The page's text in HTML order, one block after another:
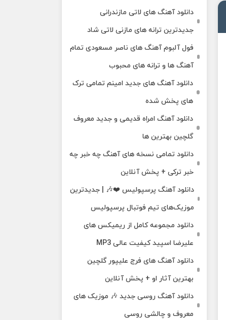
دانلود آهنگ‌ های لاتی مازندرانی
جدیدترین ترانه های مازنی لاتی شاد
فول آلبوم آهنگ‌ های ناصر مسعودی تمام
آهنگ‌ ها و ترانه‌ های محبوب
دانلود آهنگ های جدید امینم تمامی ترک
های پخش شده
دانلود آهنگ امراه قدیمی و جدید معروف
گلچین بهترین ها
دانلود تمامی نسخه های آهنگ چه خبر چه
خبر ترکی + پخش آنلاین
دانلود آهنگ پرسپولیس ❤️🎶 | جدیدترین
موزیک‌های تیم فوتبال پرسپولیس
دانلود مجموعه کامل از ریمیکس های
علیرضا اسپید کیفیت عالی MP3
دانلود آهنگ های فرج علیپور گلچین
بهترین آثار او + پخش آنلاین
دانلود آهنگ روسی جدید 🎶 موزیک‌ های
معروف و چالشی روسی